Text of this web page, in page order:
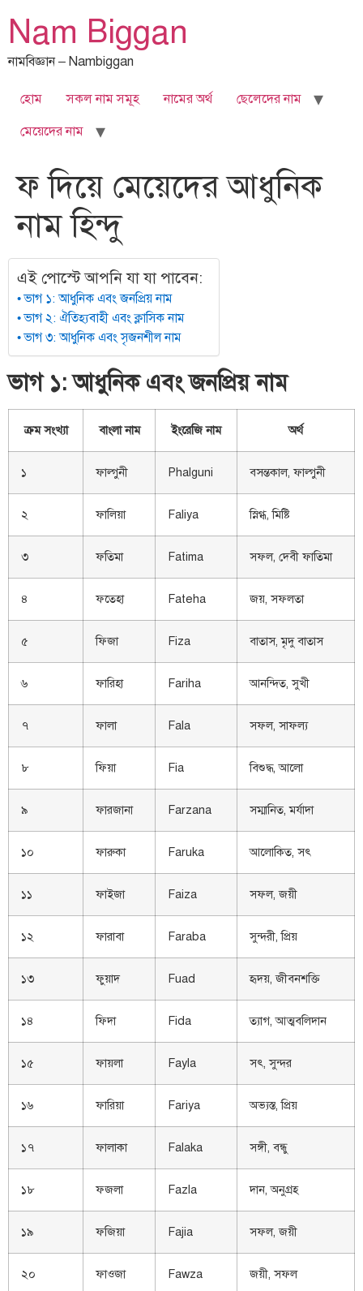
content
Nam Biggan
নামবিজ্ঞান – Nambiggan
হোম সকল নাম সমূহ নামের অর্থ
ছেলেদের নাম
মেয়েদের নাম
ফ দিয়ে মেয়েদের আধুনিক
নাম হিন্দু
এই পোস্টে আপনি যা যা পাবেন:
ভাগ ১: আধুনিক এবং জনপ্রিয় নাম
ভাগ ২: ঐতিহ্যবাহী এবং ক্লাসিক নাম
ভাগ ৩: আধুনিক এবং সৃজনশীল নাম
ভাগ ১: আধুনিক এবং জনপ্রিয় নাম
ক্রম সংখ্যা বাংলা নাম ইংরেজি নাম অর্থ
১ ফাল্গুনী Phalguni বসন্তকাল, ফাল্গুনী
২ ফালিয়া Faliya স্নিগ্ধ, মিষ্টি
৩ ফতিমা Fatima সফল, দেবী ফাতিমা
৪ ফতেহা Fateha জয়, সফলতা
৫ ফিজা Fiza বাতাস, মৃদু বাতাস
৬ ফারিহা Fariha আনন্দিত, সুখী
৭ ফালা Fala সফল, সাফল্য
৮ ফিয়া Fia বিশুদ্ধ, আলো
৯ ফারজানা Farzana সম্মানিত, মর্যাদা
১০ ফারুকা Faruka আলোকিত, সৎ
১১ ফাইজা Faiza সফল, জয়ী
১২ ফারাবা Faraba সুন্দরী, প্রিয়
১৩ ফুয়াদ Fuad হৃদয়, জীবনশক্তি
১৪ ফিদা Fida ত্যাগ, আত্মবলিদান
১৫ ফায়লা Fayla সৎ, সুন্দর
১৬ ফারিয়া Fariya অভ্যস্ত, প্রিয়
১৭ ফালাকা Falaka সঙ্গী, বন্ধু
১৮ ফজলা Fazla দান, অনুগ্রহ
১৯ ফজিয়া Fajia সফল, জয়ী
২০ ফাওজা Fawza জয়ী, সফল